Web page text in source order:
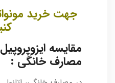
جهت خرید
مقایسه
مصارف خانگی :